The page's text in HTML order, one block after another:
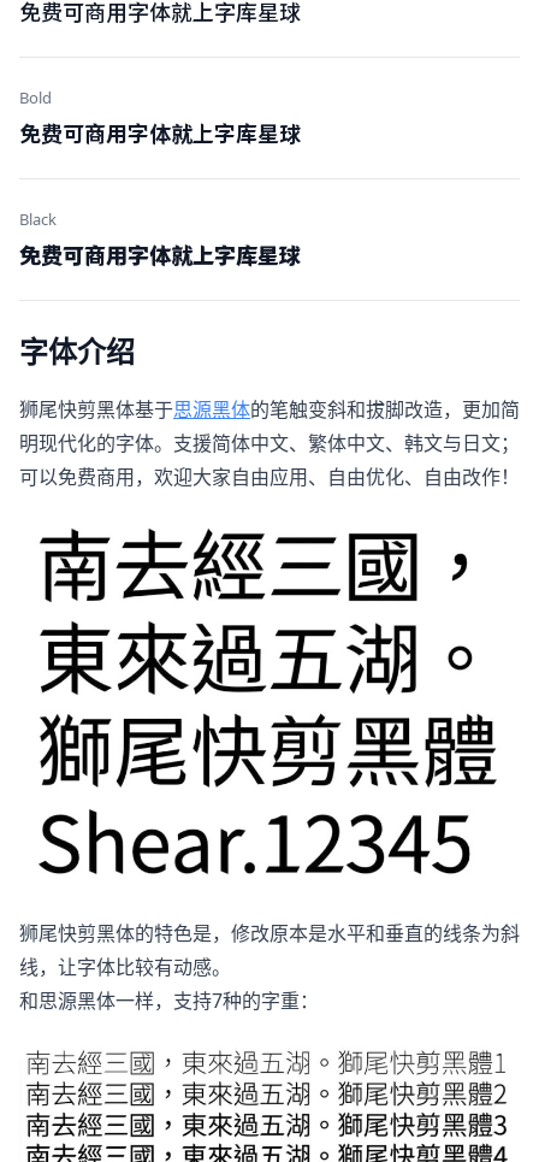
免费可商用字体就上字库星球
Bold
免费可商用字体就上字库星球
Black
免费可商用字体就上字库星球
字体介绍
狮尾快剪黑体基于思源黑体的笔触变斜和拔脚改造，更加简
明现代化的字体。支援简体中文、繁体中文、韩文与日文；
可以免费商用，欢迎大家自由应用、自由优化、自由改作！
狮尾快剪黑体的特色是，修改原本是水平和垂直的线条为斜
线，让字体比较有动感。
和思源黑体一样，支持7种的字重：